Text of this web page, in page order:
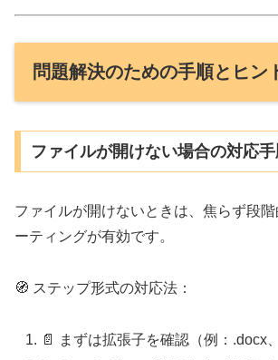
問題解決のための手順とヒン
ファイルが開けない場合の対応
ファイルが開けないときは、焦らず段階
ーティングが有効です。
🧭 ステップ形式の対応法：
📄 まずは拡張子を確認（例：.docx